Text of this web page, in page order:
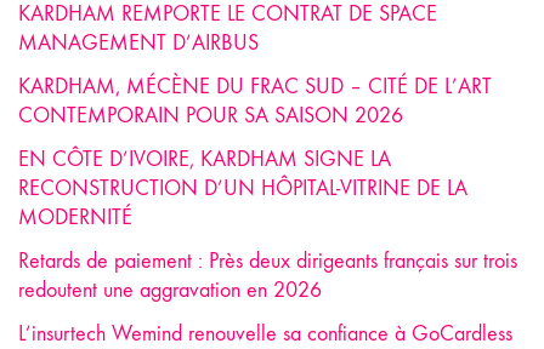
KARDHAM REMPORTE LE CONTRAT DE SPACE
MANAGEMENT D’AIRBUS
KARDHAM, MÉCÈNE DU FRAC SUD – CITÉ DE L’ART
CONTEMPORAIN POUR SA SAISON 2026
EN CÔTE D’IVOIRE, KARDHAM SIGNE LA
RECONSTRUCTION D’UN HÔPITAL-VITRINE DE LA
MODERNITÉ
Retards de paiement : Près deux dirigeants français sur trois
redoutent une aggravation en 2026
L’insurtech Wemind renouvelle sa confiance à GoCardless